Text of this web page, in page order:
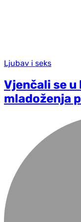
Ljubav i seks
Vjenčali se
mladoženja